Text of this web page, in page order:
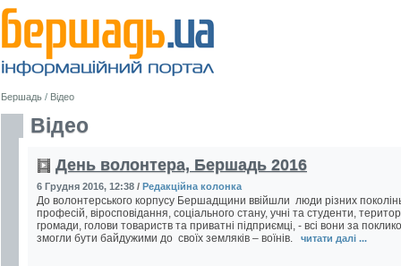
Бершадь / Відео
Відео
День волонтера, Бершадь 2016
6 Грудня 2016, 12:38 / Редакційна колонка
До волонтерського корпусу Бершадщини ввійшли люди різних
професій, віросповідання, соціального стану, учні та студенти,
громади, голови товариств та приватні підприємці, - всі вони за
змогли бути байдужими до своїх земляків – воїнів. читати далі ...